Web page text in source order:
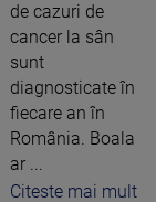
de cazuri de
cancer la sân
sunt
diagnosticate în
fiecare an în
România. Boala
ar ...
Citeste mai mult